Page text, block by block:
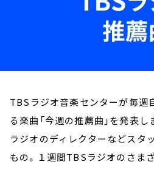
TBSラジオ音楽センターが毎週
る楽曲「今週の推薦曲」を発表
ラジオのディレクターなどスタ
もの。１週間TBSラジオのさま